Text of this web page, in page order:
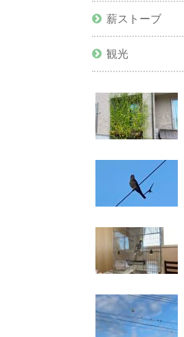
薪ストーブ
観光